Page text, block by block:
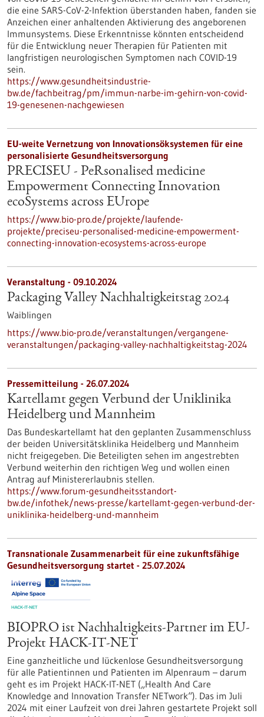
die eine SARS-CoV-2-Infektion überstanden haben, fanden sie
Anzeichen einer anhaltenden Aktivierung des angeborenen
Immunsystems. Diese Erkenntnisse könnten entscheidend
für die Entwicklung neuer Therapien für Patienten mit
langfristigen neurologischen Symptomen nach COVID-19
sein.
https://www.gesundheitsindustrie-
bw.de/fachbeitrag/pm/immun-narbe-im-gehirn-von-covid-
19-genesenen-nachgewiesen
EU-weite Vernetzung von Innovationsöksystemen für eine
personalisierte Gesundheitsversorgung
PRECISEU - PeRsonalised medicine
Empowerment Connecting Innovation
ecoSystems across EUrope
https://www.bio-pro.de/projekte/laufende-
projekte/preciseu-personalised-medicine-empowerment-
connecting-innovation-ecosystems-across-europe
Veranstaltung - 09.10.2024
Packaging Valley Nachhaltigkeitstag 2024
Waiblingen
https://www.bio-pro.de/veranstaltungen/vergangene-
veranstaltungen/packaging-valley-nachhaltigkeitstag-2024
Pressemitteilung - 26.07.2024
Kartellamt gegen Verbund der Uniklinika
Heidelberg und Mannheim
Das Bundeskartellamt hat den geplanten Zusammenschluss
der beiden Universitätsklinika Heidelberg und Mannheim
nicht freigegeben. Die Beteiligten sehen im angestrebten
Verbund weiterhin den richtigen Weg und wollen einen
Antrag auf Ministererlaubnis stellen.
https://www.forum-gesundheitsstandort-
bw.de/infothek/news-presse/kartellamt-gegen-verbund-der-
uniklinika-heidelberg-und-mannheim
Transnationale Zusammenarbeit für eine zukunftsfähige
Gesundheitsversorgung startet - 25.07.2024
BIOPRO ist Nachhaltigkeits-Partner im EU-
Projekt HACK-IT-NET
Eine ganzheitliche und lückenlose Gesundheitsversorgung
für alle Patientinnen und Patienten im Alpenraum – darum
geht es im Projekt HACK-IT-NET („Health And Care
Knowledge and Innovation Transfer NETwork“). Das im Juli
2024 mit einer Laufzeit von drei Jahren gestartete Projekt soll